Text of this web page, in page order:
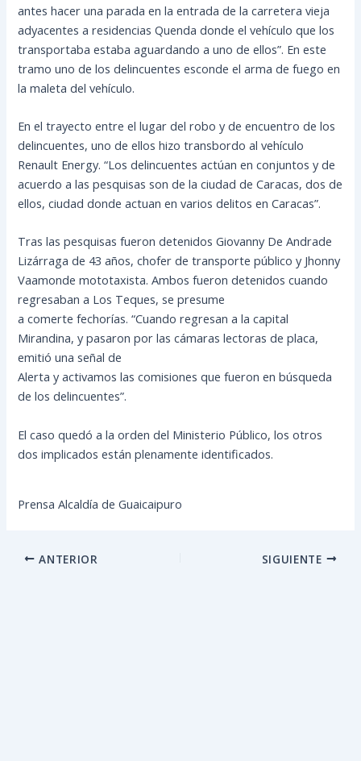
antes hacer una parada en la entrada de la carretera vieja
adyacentes a residencias Quenda donde el vehículo que los
transportaba estaba aguardando a uno de ellos”. En este
tramo uno de los delincuentes esconde el arma de fuego en
la maleta del vehículo.
En el trayecto entre el lugar del robo y de encuentro de los
delincuentes, uno de ellos hizo transbordo al vehículo
Renault Energy. “Los delincuentes actúan en conjuntos y de
acuerdo a las pesquisas son de la ciudad de Caracas, dos de
ellos, ciudad donde actuan en varios delitos en Caracas”.
Tras las pesquisas fueron detenidos Giovanny De Andrade
Lizárraga de 43 años, chofer de transporte público y Jhonny
Vaamonde mototaxista. Ambos fueron detenidos cuando
regresaban a Los Teques, se presume
a comerte fechorías. “Cuando regresan a la capital
Mirandina, y pasaron por las cámaras lectoras de placa,
emitió una señal de
Alerta y activamos las comisiones que fueron en búsqueda
de los delincuentes”.
El caso quedó a la orden del Ministerio Público, los otros
dos implicados están plenamente identificados.
Prensa Alcaldía de Guaicaipuro
ANTERIOR SIGUIENTE